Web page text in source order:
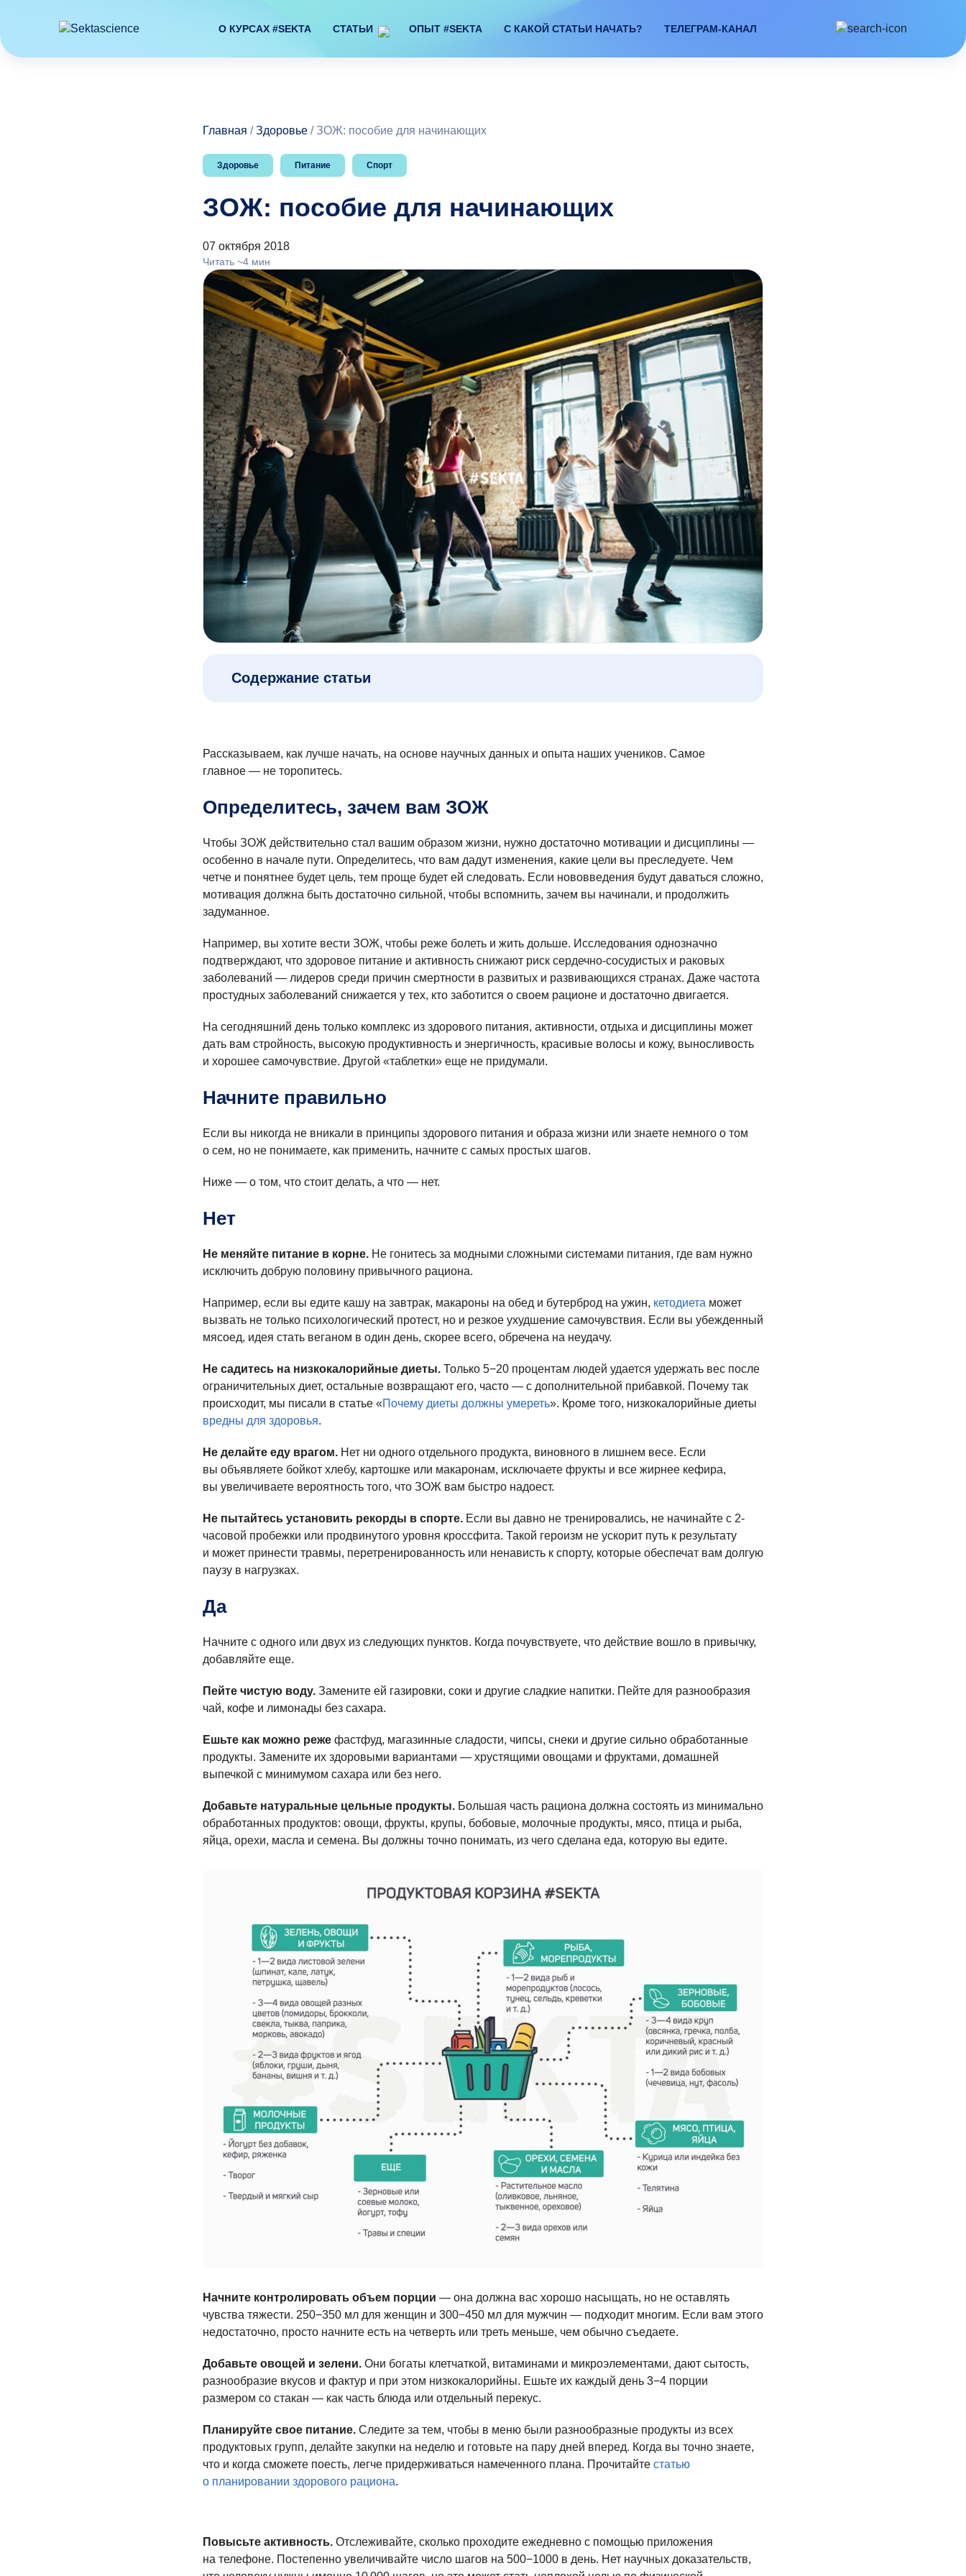
О КУРСАХ #SEKTA СТАТЬИ ОПЫТ #SEKTA С КАКОЙ СТАТЬИ НАЧАТЬ? ТЕЛЕГРАМ-КАНАЛ
Главная /Здоровье / ЗОЖ: пособие для начинающих
Здоровье Питание Спорт
ЗОЖ: пособие для начинающих
07 октября 2018
Читать ~4 мин
Рассказываем, как лучше начать, на основе научных данных и опыта наших учеников. Самое
главное — не торопитесь.
Определитесь, зачем вам ЗОЖ
Чтобы ЗОЖ действительно стал вашим образом жизни, нужно достаточно мотивации и дисциплины —
особенно в начале пути. Определитесь, что вам дадут изменения, какие цели вы преследуете. Чем
четче и понятнее будет цель, тем проще будет ей следовать. Если нововведения будут даваться сложно,
мотивация должна быть достаточно сильной, чтобы вспомнить, зачем вы начинали, и продолжить
задуманное.
Например, вы хотите вести ЗОЖ, чтобы реже болеть и жить дольше. Исследования однозначно
подтверждают, что здоровое питание и активность снижают риск сердечно-сосудистых и раковых
заболеваний — лидеров среди причин смертности в развитых и развивающихся странах. Даже частота
простудных заболеваний снижается у тех, кто заботится о своем рационе и достаточно двигается.
На сегодняшний день только комплекс из здорового питания, активности, отдыха и дисциплины может
дать вам стройность, высокую продуктивность и энергичность, красивые волосы и кожу, выносливость
и хорошее самочувствие. Другой «таблетки» еще не придумали.
Начните правильно
Если вы никогда не вникали в принципы здорового питания и образа жизни или знаете немного о том
о сем, но не понимаете, как применить, начните с самых простых шагов.
Ниже — о том, что стоит делать, а что — нет.
Нет
Не меняйте питание в корне. Не гонитесь за модными сложными системами питания, где вам нужно
исключить добрую половину привычного рациона.
Например, если вы едите кашу на завтрак, макароны на обед и бутерброд на ужин, кетодиета может
вызвать не только психологический протест, но и резкое ухудшение самочувствия. Если вы убежденный
мясоед, идея стать веганом в один день, скорее всего, обречена на неудачу.
Не садитесь на низкокалорийные диеты. Только 5−20 процентам людей удается удержать вес после
ограничительных диет, остальные возвращают его, часто — с дополнительной прибавкой. Почему так
происходит, мы писали в статье «Почему диеты должны умереть». Кроме того, низкокалорийные диеты
вредны для здоровья.
Не делайте еду врагом. Нет ни одного отдельного продукта, виновного в лишнем весе. Если
вы объявляете бойкот хлебу, картошке или макаронам, исключаете фрукты и все жирнее кефира,
вы увеличиваете вероятность того, что ЗОЖ вам быстро надоест.
Не пытайтесь установить рекорды в спорте. Если вы давно не тренировались, не начинайте с 2-
часовой пробежки или продвинутого уровня кроссфита. Такой героизм не ускорит путь к результату
и может принести травмы, перетренированность или ненависть к спорту, которые обеспечат вам долгую
паузу в нагрузках.
Да
Начните с одного или двух из следующих пунктов. Когда почувствуете, что действие вошло в привычку,
добавляйте еще.
Пейте чистую воду. Замените ей газировки, соки и другие сладкие напитки. Пейте для разнообразия
чай, кофе и лимонады без сахара.
Ешьте как можно реже фастфуд, магазинные сладости, чипсы, снеки и другие сильно обработанные
продукты. Замените их здоровыми вариантами — хрустящими овощами и фруктами, домашней
выпечкой с минимумом сахара или без него.
Добавьте натуральные цельные продукты. Большая часть рациона должна состоять из минимально
обработанных продуктов: овощи, фрукты, крупы, бобовые, молочные продукты, мясо, птица и рыба,
яйца, орехи, масла и семена. Вы должны точно понимать, из чего сделана еда, которую вы едите.
Начните контролировать объем порции — она должна вас хорошо насыщать, но не оставлять
чувства тяжести. 250−350 мл для женщин и 300−450 мл для мужчин — подходит многим. Если вам этого
недостаточно, просто начните есть на четверть или треть меньше, чем обычно съедаете.
Добавьте овощей и зелени. Они богаты клетчаткой, витаминами и микроэлементами, дают сытость,
разнообразие вкусов и фактур и при этом низкокалорийны. Ешьте их каждый день 3−4 порции
размером со стакан — как часть блюда или отдельный перекус.
Планируйте свое питание. Следите за тем, чтобы в меню были разнообразные продукты из всех
продуктовых групп, делайте закупки на неделю и готовьте на пару дней вперед. Когда вы точно знаете,
что и когда сможете поесть, легче придерживаться намеченного плана. Прочитайте статью
о планировании здорового рациона.
Повысьте активность. Отслеживайте, сколько проходите ежедневно с помощью приложения
на телефоне. Постепенно увеличивайте число шагов на 500−1000 в день. Нет научных доказательств,
Содержание статьи